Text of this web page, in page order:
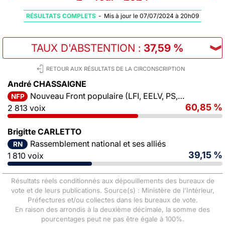
RÉSULTATS COMPLETS - Mis à jour le 07/07/2024 à 20h09
TAUX D'ABSTENTION : 37,59 % ︾
RETOUR AUX RÉSULTATS DE LA CIRCONSCRIPTION
André CHASSAIGNE
NFP
Nouveau Front populaire (LFI, EELV, PS, PCF)
2 813 voix
60,85 %
Brigitte CARLETTO
RN
Rassemblement national et ses alliés
1 810 voix
39,15 %
Résultats réels conditionnés aux dépouillements des bureaux de
vote et de leurs publications. Source(s) : Ministère de l'Intérieur,
Préfectures et/ou collectes dans les bureaux de vote.
En raison des arrondis à la deuxième décimale, la somme des
pourcentages peut ne pas être égale à 100%.